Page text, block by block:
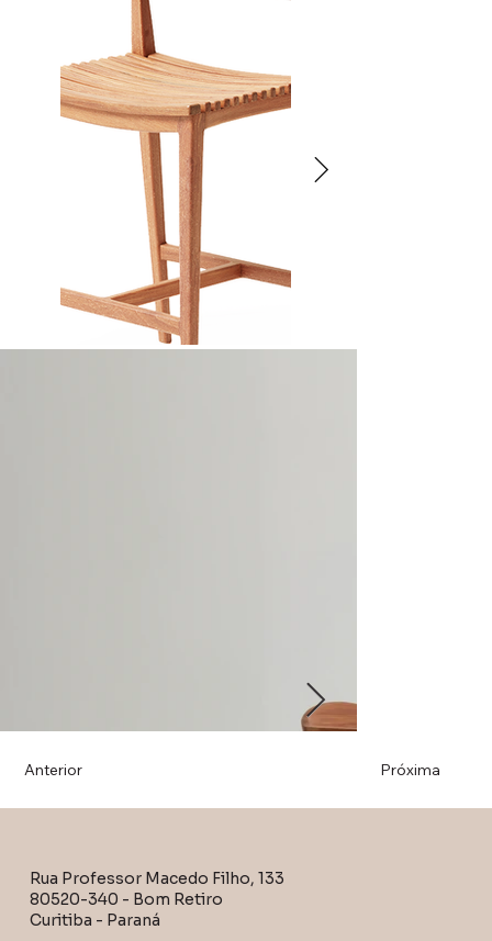
Anterior Próxima
Rua Professor Macedo Filho, 133
80520-340 - Bom Retiro
Curitiba - Paraná